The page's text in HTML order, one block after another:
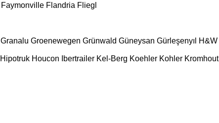
Faymonville Flandria Fliegl
Granalu Groenewegen Grünwald Güneysan Gürleşenyıl H&W
Hipotruk Houcon Ibertrailer Kel-Berg Koehler Kohler Kromhout